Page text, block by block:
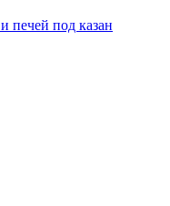
печей под казан